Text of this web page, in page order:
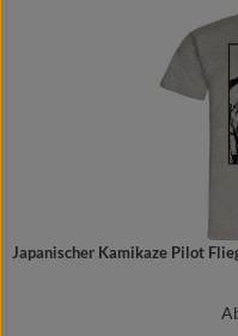
Japanischer Kamikaze Pilot